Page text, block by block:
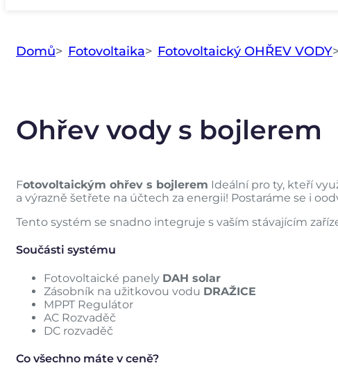
Domů Fotovoltaika Fotovoltaický OHŘEV VODY
Ohřev vody s bojlerem
Fotovoltaickým ohřev s bojlerem Ideální pro ty, kteří
a výrazně šetřete na účtech za energii! Postaráme se i
Tento systém se snadno integruje s vaším stávajícím
Součásti systému
Fotovoltaické panely DAH solar
Zásobník na užitkovou vodu DRAŽICE
MPPT Regulátor
AC Rozvaděč
DC rozvaděč
Co všechno máte v ceně?